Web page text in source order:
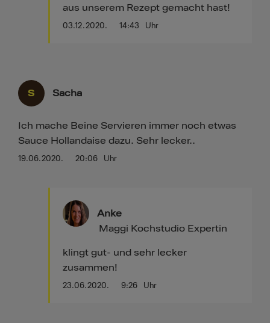
03.12.2020. 14:43 Uhr
aus unserem Rezept gemacht hast!
S Sacha
19.06.2020. 20:06 Uhr
Ich mache Beine Servieren immer noch etwas
Sauce Hollandaise dazu. Sehr lecker..
Anke
23.06.2020. 9:26 Uhr
Maggi Kochstudio Expertin
klingt gut- und sehr lecker
zusammen!